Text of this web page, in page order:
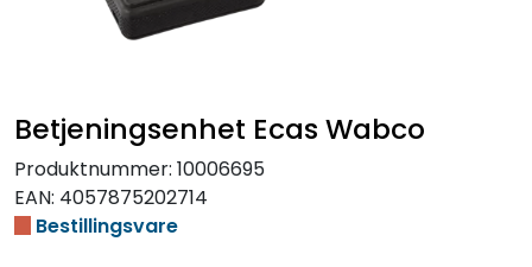
Betjeningsenhet Ecas Wabco
Produktnummer: 10006695
EAN: 4057875202714
Bestillingsvare